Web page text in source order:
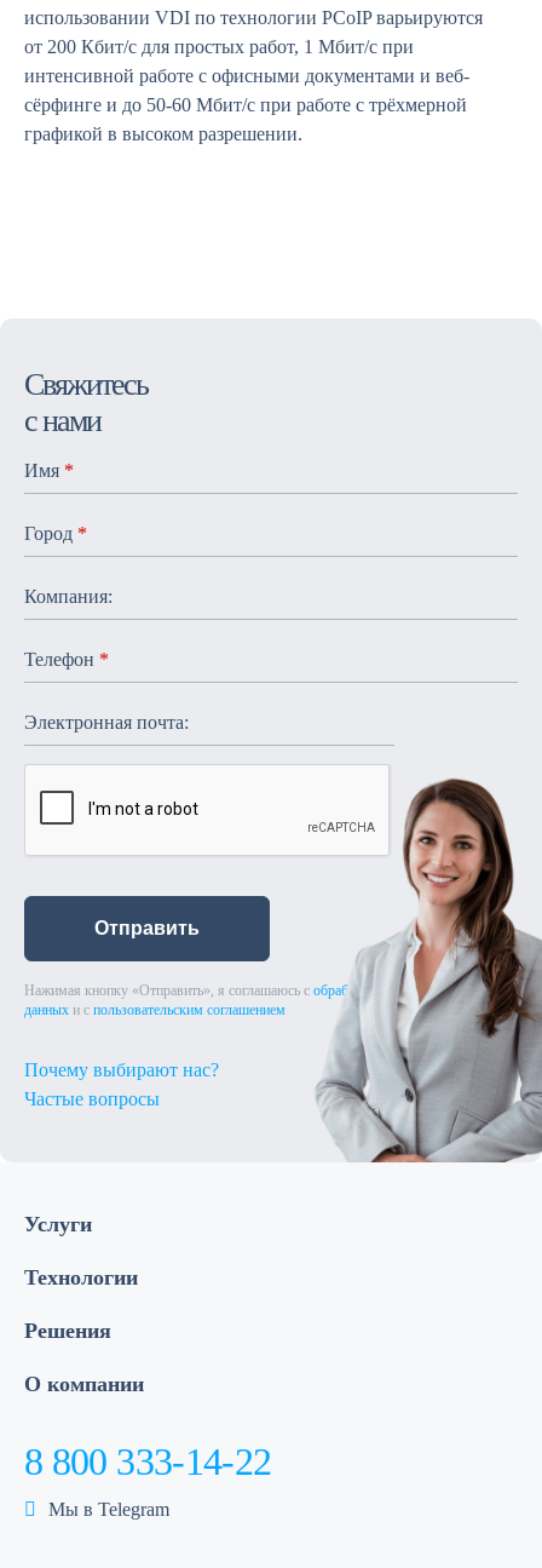
использовании VDI по технологии PCoIP варьируются
от 200 Кбит/с для простых работ, 1 Мбит/с при
интенсивной работе с офисными документами и веб-
сёрфинге и до 50-60 Мбит/с при работе с трёхмерной
графикой в высоком разрешении.
Cвяжитесь
с нами
Имя *
Город *
Компания:
Телефон *
Электронная почта:
Отправить
Нажимая кнопку «Отправить», я соглашаюсь с обработкой персональных
данных и с пользовательским соглашением
Почему выбирают нас?
Частые вопросы
Услуги
Технологии
Решения
О компании
8 800 333-14-22
Мы в Telegram